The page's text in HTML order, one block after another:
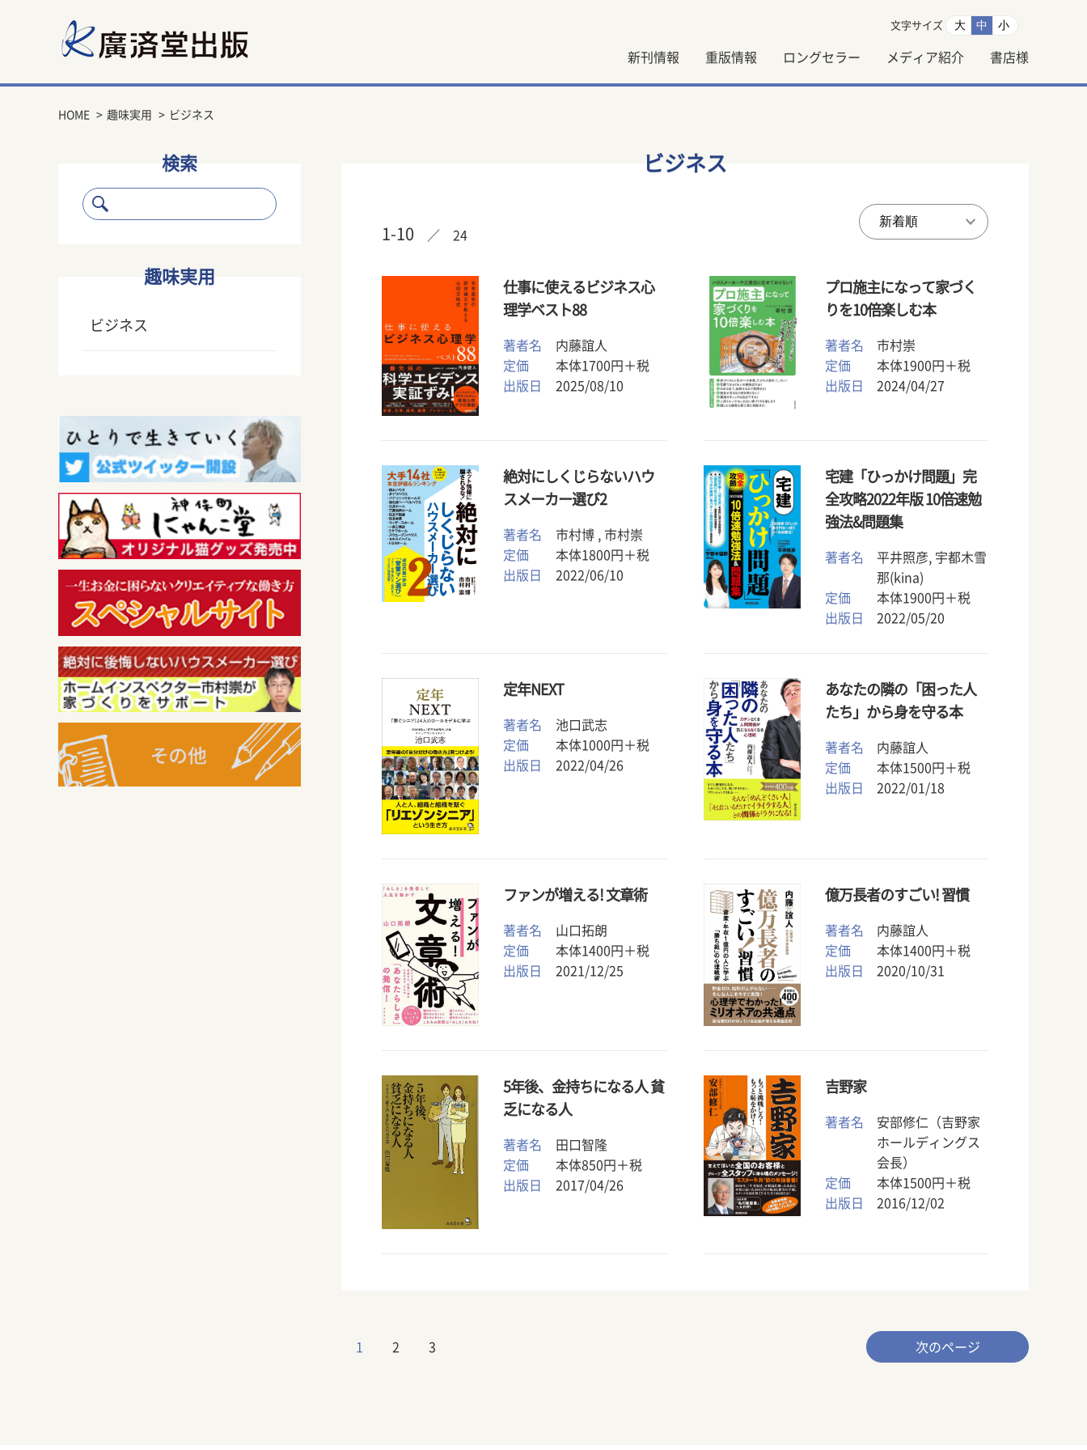
文字サイズ 大 中 小
新刊情報 重版情報 ロングセラー メディア紹介 書店様
HOME 趣味実用 ビジネス
検索
趣味実用
ビジネス
ビジネス
1-10 ／ 24
仕事に使えるビジネス心
理学ベスト88
著者名
内藤誼人
定価
本体1700円＋税
出版日
2025/08/10
プロ施主になって家づく
りを10倍楽しむ本
著者名
市村崇
定価
本体1900円＋税
出版日
2024/04/27
絶対にしくじらないハウ
スメーカー選び2
著者名
市村博 , 市村崇
定価
本体1800円＋税
出版日
2022/06/10
宅建「ひっかけ問題」完
全攻略2022年版 10倍速勉
強法&問題集
著者名
平井照彦, 宇都木雪
那(kina)
定価
本体1900円＋税
出版日
2022/05/20
定年NEXT
著者名
池口武志
定価
本体1000円＋税
出版日
2022/04/26
あなたの隣の「困った人
たち」から身を守る本
著者名
内藤誼人
定価
本体1500円＋税
出版日
2022/01/18
ファンが増える! 文章術
著者名
山口拓朗
定価
本体1400円＋税
出版日
2021/12/25
億万長者のすごい! 習慣
著者名
内藤誼人
定価
本体1400円＋税
出版日
2020/10/31
5年後、金持ちになる人 貧
乏になる人
著者名
田口智隆
定価
本体850円＋税
出版日
2017/04/26
吉野家
著者名
安部修仁（吉野家
ホールディングス
会長）
定価
本体1500円＋税
出版日
2016/12/02
1 2 3 次のページ